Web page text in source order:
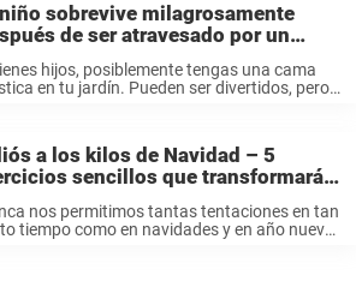
sobrevive milagrosamente
de ser atravesado por un
de la cama elástica
hijos, posiblemente tengas una cama
en tu jardín. Pueden ser divertidos, pero
cada año se deben a accidentes ...
a los kilos de Navidad – 5
sencillos que transformarán
cuerpo en diez días
nos permitimos tantas tentaciones en tan
tiempo como en navidades y en año nuevo.